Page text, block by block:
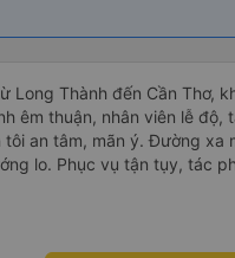
Long Thành đến Cần Thơ,
êm thuận, nhân viên lễ độ,
lo. Phục vụ tận tụy, tác
thời buổi kim tiền vội vã. Xã